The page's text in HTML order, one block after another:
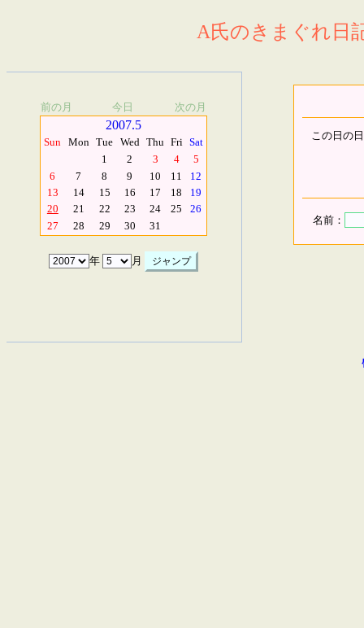
A氏のきまぐれ日
前の月 今日 次の月
2007.5
Sun Mon Tue Wed Thu Fri Sat
1
2 3 4
5
6
7 8 9 10 11
12
13
14 15 16 17 18
19
20
21 22 23 24 25
26
27
28 29 30 31
年 月
この日の
名前：